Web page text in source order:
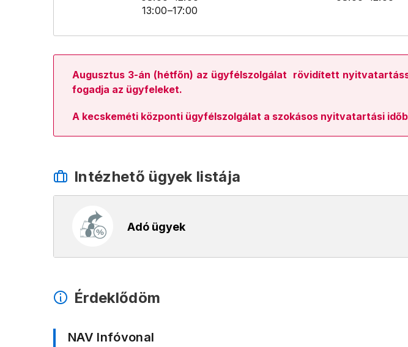
13:00–17:00
Augusztus 3-án (hétfőn) az ügyfélszolgálat rövidített
fogadja az ügyfeleket.
A kecskeméti központi ügyfélszolgálat a szokásos nyitvatartási
Intézhető ügyek listája
Adó ügyek
Érdeklődöm
NAV Infóvonal